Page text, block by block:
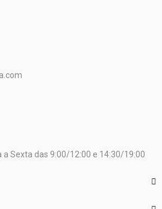
a Sexta das 9:00/12:00 e 14:30/19:00